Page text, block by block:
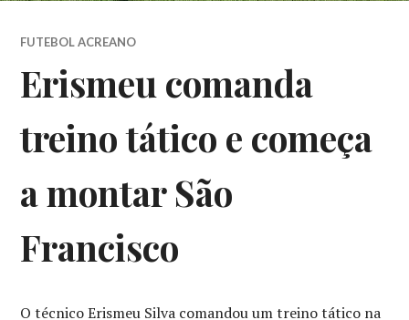
FUTEBOL ACREANO
Erismeu comanda
treino tático e começa
a montar São
Francisco
O técnico Erismeu Silva comandou um treino tático na